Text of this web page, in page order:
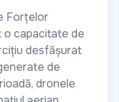
Forțelor
o capacitate de
desfășurat
de
dronele